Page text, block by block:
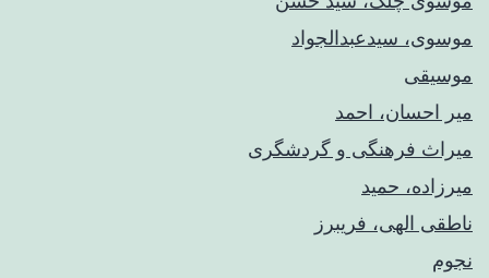
موسوی، سیدعبدالجواد
موسیقی
میر احسان، احمد
میراث فرهنگی و گردشگری
میرزاده، حمید
ناطقی الهی، فریبرز
نجوم